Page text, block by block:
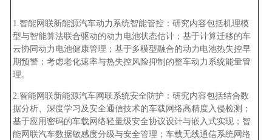
1.智能网联新能源汽车动力系统智能管控：研究内容包括机理模
型与智能算法联合驱动的动力电池状态估计；基于计算迁移的车
云协同动力电池健康管理；基于多模型融合的动力电池热失控早
期预警；考虑老化速率与热失控风险抑制的整车动力系统能量管
理。
2.智能网联新能源汽车网联系统安全防护：研究内容包括结合数
据分析、深度学习及安全通信技术的车载网络高精度入侵检测；
基于应用密码的车载网络轻量级安全协议设计与嵌入式实现；智
能网联汽车数据敏感度分级与安全管理；车载无线通信系统网络